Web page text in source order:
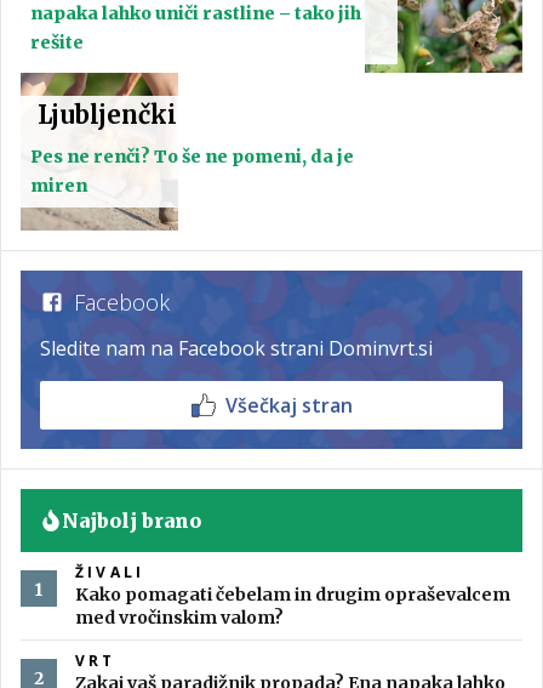
napaka lahko uniči rastline – tako jih
rešite
Ljubljenčki
Pes ne renči? To še ne pomeni, da je
miren
Facebook
Sledite nam na Facebook strani Dominvrt.si
Všečkaj stran
Najbolj brano
ŽIVALI
Kako pomagati čebelam in drugim opraševalcem
med vročinskim valom?
VRT
Zakaj vaš paradižnik propada? Ena napaka lahko